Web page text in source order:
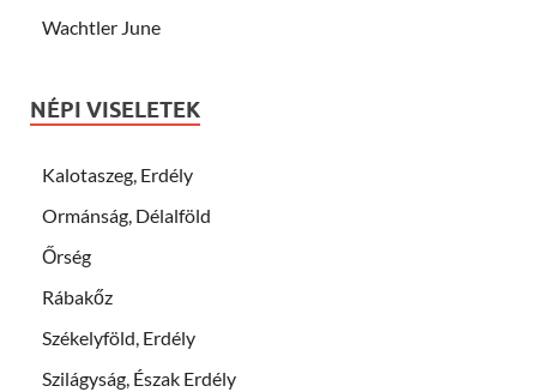
Wachtler June
NÉPI VISELETEK
Kalotaszeg, Erdély
Ormánság, Délalföld
Őrség
Rábakőz
Székelyföld, Erdély
Szilágyság, Észak Erdély